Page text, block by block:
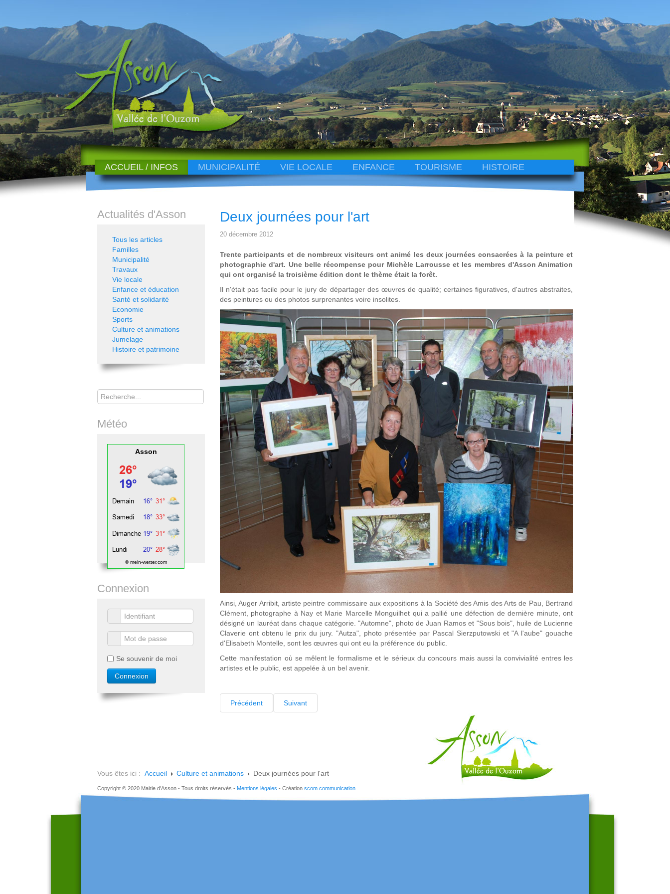
ACCUEIL / INFOS MUNICIPALITÉ VIE LOCALE ENFANCE TOURISME HISTOIRE
Deux journées pour l'art
20 décembre 2012
Trente participants et de nombreux visiteurs ont animé les deux journées consacrées à la peinture et
photographie d'art. Une belle récompense pour Michèle Larrousse et les membres d'Asson Animation
qui ont organisé la troisième édition dont le thème était la forêt.
Il n'était pas facile pour le jury de départager des œuvres de qualité; certaines figuratives, d'autres abstraites,
des peintures ou des photos surprenantes voire insolites.
Ainsi, Auger Arribit, artiste peintre commissaire aux expositions à la Société des Amis des Arts de Pau, Bertrand
Clément, photographe à Nay et Marie Marcelle Monguilhet qui a pallié une défection de dernière minute, ont
désigné un lauréat dans chaque catégorie. "Automne", photo de Juan Ramos et "Sous bois", huile de Lucienne
Claverie ont obtenu le prix du jury. "Autza", photo présentée par Pascal Sierzputowski et "A l'aube" gouache
d'Elisabeth Montelle, sont les œuvres qui ont eu la préférence du public.
Cette manifestation où se mêlent le formalisme et le sérieux du concours mais aussi la convivialité entres les
artistes et le public, est appelée à un bel avenir.
Précédent Suivant
Actualités d'Asson
Tous les articles
Familles
Municipalité
Travaux
Vie locale
Enfance et éducation
Santé et solidarité
Economie
Sports
Culture et animations
Jumelage
Histoire et patrimoine
Rechercher
Météo
Asson
© mein-wetter.com
Connexion
Se souvenir de moi
Vous êtes ici : Accueil Culture et animations Deux journées pour l'art
Copyright © 2020 Mairie d'Asson - Tous droits réservés - Mentions légales - Création scom communication